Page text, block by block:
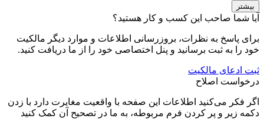
بیشتر
آیا شما صاحب این کسب و کار هستید؟
برای پاسخ به نظرات، بروزرسانی اطلاعات و موارد دیگر مالکیت
خود را به ثبت برسانید و پنل اختصاصی خود را از ما دریافت کنید.
ثبت ادعای مالکیت
درخواست اصلاح
اگر فکر می‌کنید اطلاعات این صفحه با واقعیت مغایرت دارد با زدن
دکمه زیر و پر کردن فرم مربوطه، به ما در تصحیح آن کمک کنید